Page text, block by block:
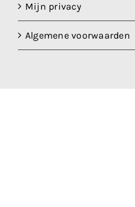
Mijn privacy
Algemene voorwaarden